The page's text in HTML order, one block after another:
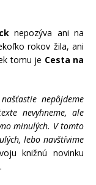
nepozýva ani na
rokov žila, ani
tomu je Cesta na
nepôjdeme
nevyhneme, ale
minulých. V tomto
lebo navštívime
knižnú novinku
.